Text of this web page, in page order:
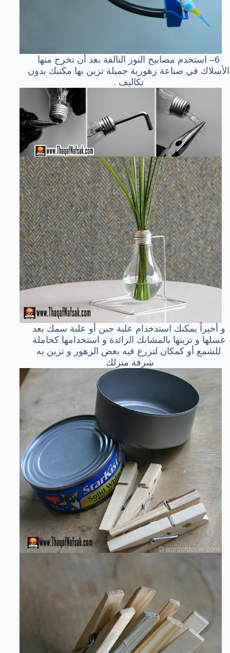
6– استخدم مصابيح النور التالفة بعد أن تخرج منها
الأسلاك في صناعة زهورية جميلة تزين بها مكتبك بدون
تكاليف .
و أخيراً يمكنك استدخدام علبة جبن أو علبة سمك بعد
غسلها و تزينها بالمشابك الزائدة و استخدامها كحاملة
للشمع أو كمكان لتزرع فيه بعض الزهور و تزين به
شرفة منزلك